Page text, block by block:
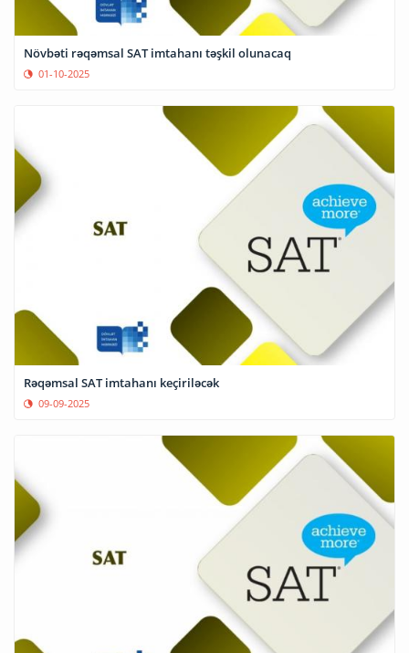
Növbəti rəqəmsal SAT imtahanı təşkil olunacaq
01-10-2025
Rəqəmsal SAT imtahanı keçiriləcək
09-09-2025